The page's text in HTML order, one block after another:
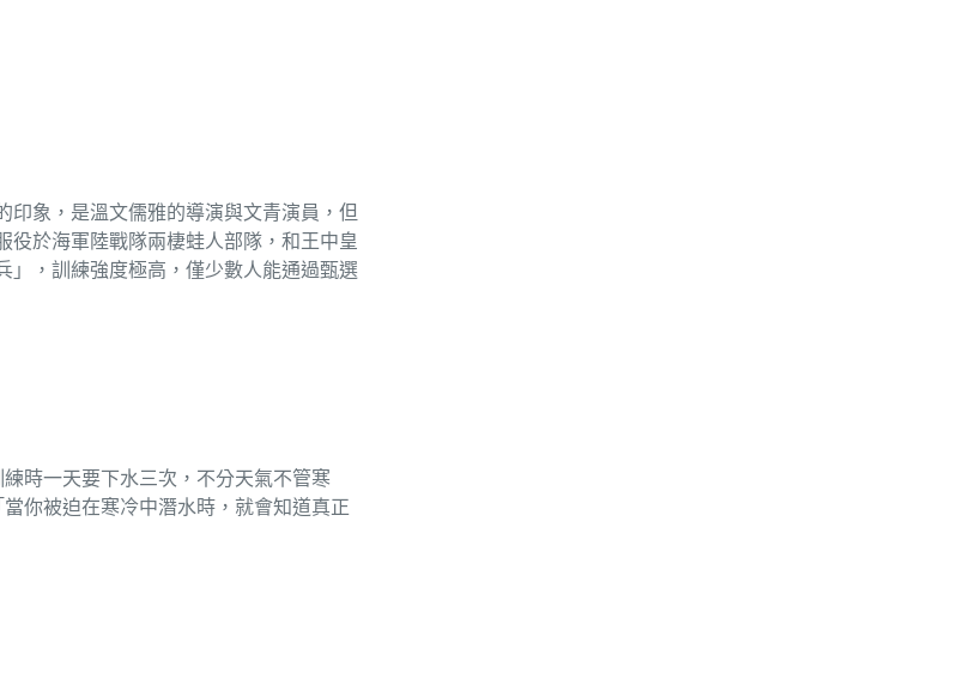
印象，是溫文儒雅的導演與文青演員，但
役於海軍陸戰隊兩棲蛙人部隊，和王中皇
」，訓練強度極高，僅少數人能通過甄選
時一天要下水三次，不分天氣不管寒
你被迫在寒冷中潛水時，就會知道真正